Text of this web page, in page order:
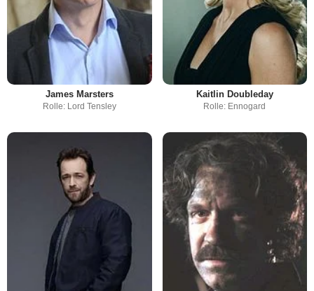
James Marsters
Rolle: Lord Tensley
Kaitlin Doubleday
Rolle: Ennogard